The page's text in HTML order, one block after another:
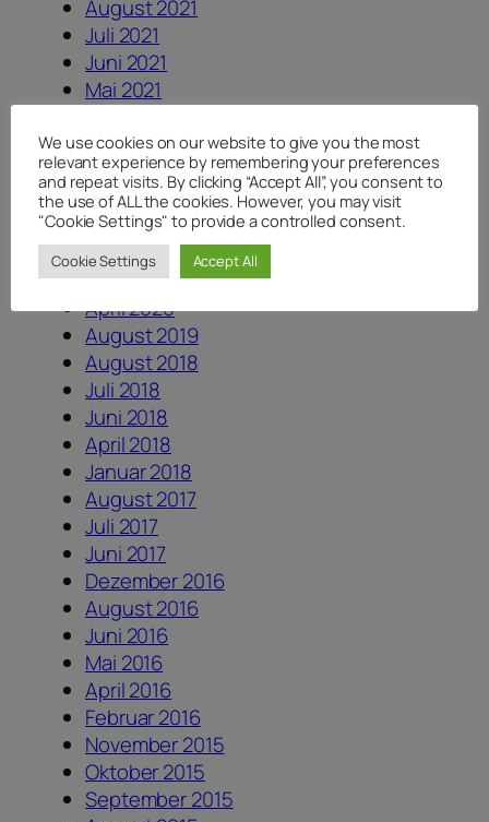
August 2021
Juli 2021
Juni 2021
Mai 2021
Februar 2021
Oktober 2020
September 2020
Juli 2020
Juni 2020
Mai 2020
April 2020
August 2019
August 2018
Juli 2018
Juni 2018
April 2018
Januar 2018
August 2017
Juli 2017
Juni 2017
Dezember 2016
August 2016
Juni 2016
Mai 2016
April 2016
Februar 2016
November 2015
Oktober 2015
September 2015
We use cookies on our website to give you the most
relevant experience by remembering your preferences
and repeat visits. By clicking “Accept All”, you consent to
the use of ALL the cookies. However, you may visit
"Cookie Settings" to provide a controlled consent.
Cookie Settings Accept All